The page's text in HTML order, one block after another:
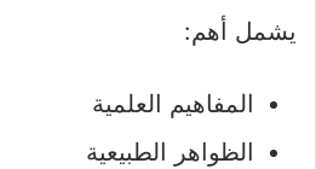
يشمل أهم:
المفاهيم العلمية
الظواهر الطبيعية